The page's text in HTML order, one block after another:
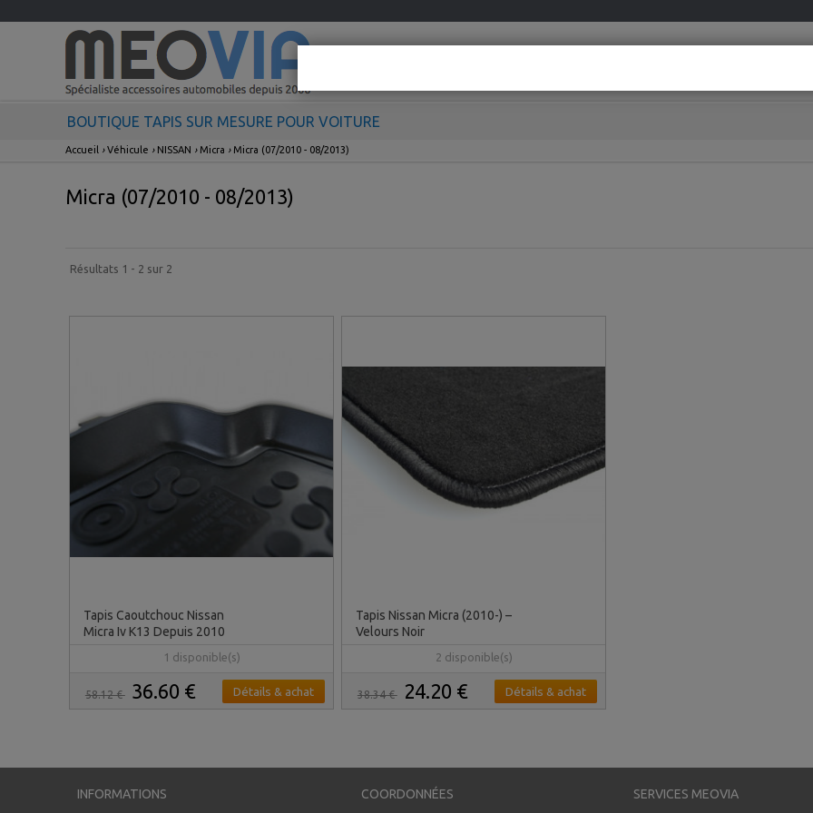
BOUTIQUE TAPIS SUR MESURE POUR VOITURE
Accueil ›Véhicule › NISSAN › Micra › Micra (07/2010 - 08/2013)
Micra (07/2010 - 08/2013)
Résultats 1 - 2 sur 2
Tapis Caoutchouc Nissan
Micra Iv K13 Depuis 2010
1 disponible(s)
58.12 € 36.60 € Détails & achat
Tapis Nissan Micra (2010-) –
Velours Noir
2 disponible(s)
38.34 € 24.20 € Détails & achat
INFORMATIONS COORDONNÉES SERVICES MEOVIA